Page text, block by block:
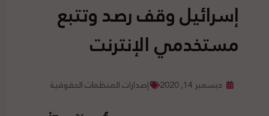
إسرائيل وقف رصد وتتبع
مستخدمي الإنترنت
ديسمبر 14, 2020 إصدارات المنظمات الحقوقية